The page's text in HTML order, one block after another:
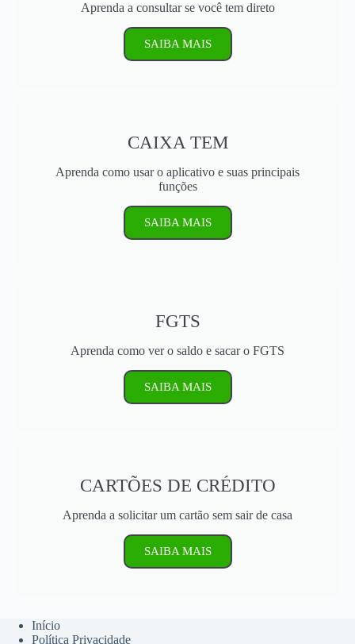
Aprenda a consultar se você tem direto
SAIBA MAIS
CAIXA TEM
Aprenda como usar o aplicativo e suas principais
funções
SAIBA MAIS
FGTS
Aprenda como ver o saldo e sacar o FGTS
SAIBA MAIS
CARTÕES DE CRÉDITO
Aprenda a solicitar um cartão sem sair de casa
SAIBA MAIS
Início
Política Privacidade